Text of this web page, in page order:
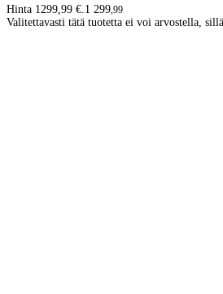
Hinta 1299,99 €.1 299,99
Valitettavasti tätä tuotetta ei voi arvostella,